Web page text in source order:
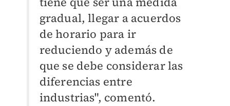
gradual, llegar a acuerdos
de horario para ir
reduciendo y además de
que se debe considerar las
diferencias entre
industrias", comentó.